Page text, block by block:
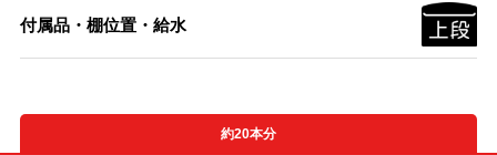
付属品・棚位置・給水
約20本分